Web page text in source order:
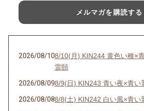
メルマガを購読する
2026/08/108/10(月) KIN244 黄色い種
雷頤
2026/08/098/9(日) KIN243 青い夜×青
2026/08/088/8(土) KIN242 白い風×青